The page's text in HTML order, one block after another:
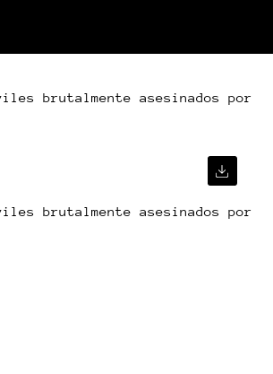
brutalmente asesinados por
brutalmente asesinados por